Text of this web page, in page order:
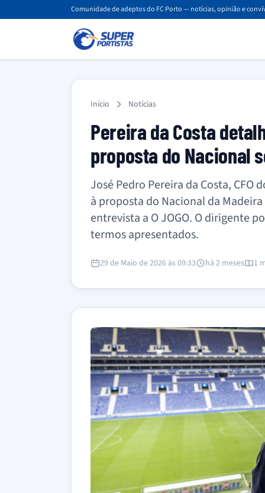
Comunidade de adeptos do FC Porto — notícias, opinião e
Início Notícias
Pereira da Costa
proposta do Nacional
José Pedro Pereira da Costa, CFO
à proposta do Nacional da
entrevista a O JOGO. O dirigente
termos apresentados.
29 de Maio de 2026 às 09:33 há 2 meses 1